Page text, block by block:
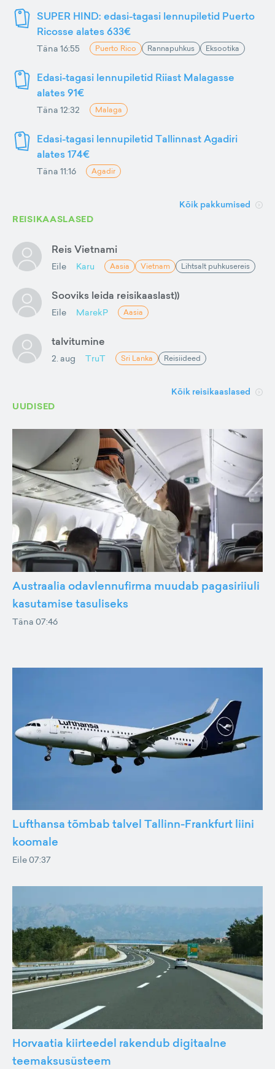
SUPER HIND: edasi-tagasi lennupiletid Puerto
Ricosse alates 633€
Täna 16:55 Puerto Rico Rannapuhkus Eksootika
Edasi-tagasi lennupiletid Riiast Malagasse
alates 91€
Täna 12:32 Malaga
Edasi-tagasi lennupiletid Tallinnast Agadiri
alates 174€
Täna 11:16 Agadir
Kõik pakkumised
REISIKAASLASED
Reis Vietnami
Eile Karu Aasia Vietnam Lihtsalt puhkusereis
Sooviks leida reisikaaslast))
Eile MarekP Aasia
talvitumine
2. aug TruT Sri Lanka Reisiideed
Kõik reisikaaslased
UUDISED
Austraalia odavlennufirma muudab pagasiriiuli
kasutamise tasuliseks
Täna 07:46
Lufthansa tõmbab talvel Tallinn-Frankfurt liini
koomale
Eile 07:37
Horvaatia kiirteedel rakendub digitaalne
teemaksusüsteem